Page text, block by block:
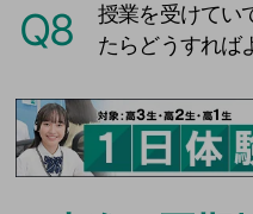
Q8
授業を受けてい
たらどうすれば